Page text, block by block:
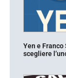
Yen e
scegliere